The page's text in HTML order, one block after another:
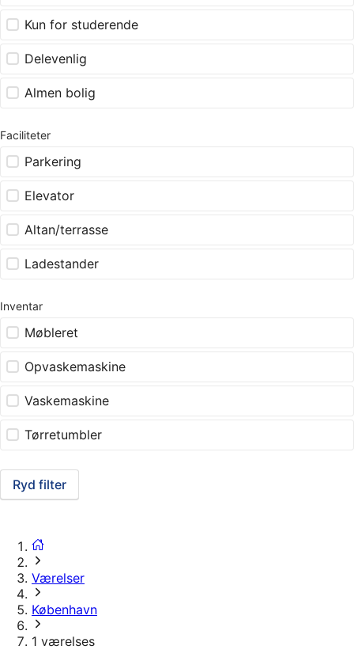
Kun for studerende
Delevenlig
Almen bolig
Faciliteter
Parkering
Elevator
Altan/terrasse
Ladestander
Inventar
Møbleret
Opvaskemaskine
Vaskemaskine
Tørretumbler
Ryd filter
Værelser
København
1 værelses